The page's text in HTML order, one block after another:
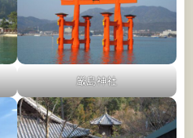
厳島神社